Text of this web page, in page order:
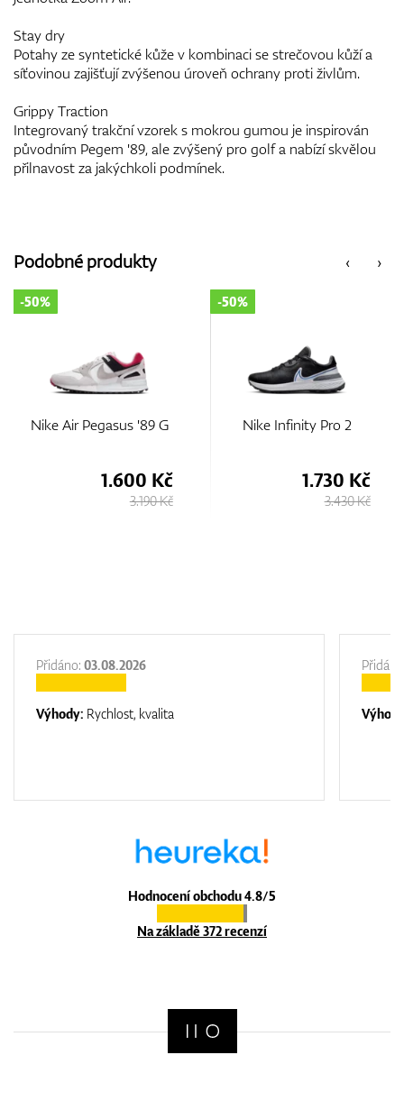
Stay dry
Potahy ze syntetické kůže v kombinaci se strečovou kůží a
síťovinou zajišťují zvýšenou úroveň ochrany proti živlům.
Grippy Traction
Integrovaný trakční vzorek s mokrou gumou je inspirován
původním Pegem '89, ale zvýšený pro golf a nabízí skvělou
přilnavost za jakýchkoli podmínek.
‹
Podobné produkty ›
Nike Air Pegasus '89 G
-50%
1.600 Kč
3.190 Kč
Nike Infinity Pro 2
-50%
1.730 Kč
3.430 Kč
Hodnocení obchodu 4.8/5
Na základě 372 recenzí
Přidáno: 03.08.2026
Výhody: Rychlost, kvalita